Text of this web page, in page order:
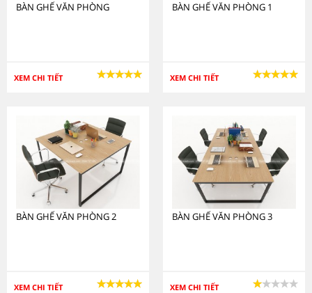
BÀN GHẾ VĂN PHÒNG
XEM CHI TIẾT
BÀN GHẾ VĂN PHÒNG 1
XEM CHI TIẾT
BÀN GHẾ VĂN PHÒNG 2
XEM CHI TIẾT
BÀN GHẾ VĂN PHÒNG 3
XEM CHI TIẾT